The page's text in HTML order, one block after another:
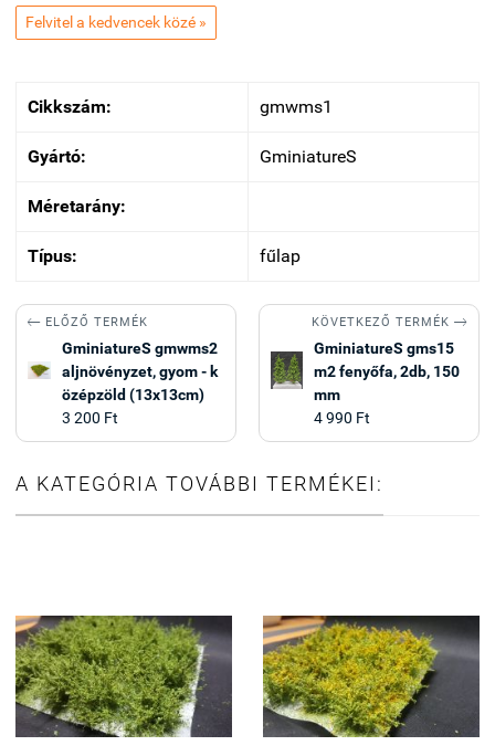
Felvitel a kedvencek közé »
Cikkszám: gmwms1
Gyártó: GminiatureS
Méretarány:
Típus: fűlap
 ELŐZŐ TERMÉK
GminiatureS gmwms2
aljnövényzet, gyom - k
özépzöld (13x13cm)
3 200 Ft
KÖVETKEZŐ TERMÉK 
GminiatureS gms15
m2 fenyőfa, 2db, 150
mm
4 990 Ft
A KATEGÓRIA TOVÁBBI TERMÉKEI: